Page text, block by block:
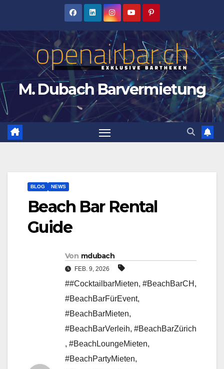
M. Dubach Barvermietung
BLOG NEWS
Beach Bar Rental
Guide
Von mdubach
FEB. 9, 2026
##CocktailbarMieten, #BeachBarCH ,
#BeachBarFürEvent,
#BeachBarMieten,
#BeachBarVerleih, #BeachBarZürich
, #BeachLoungeMieten,
#BeachPartyMieten,